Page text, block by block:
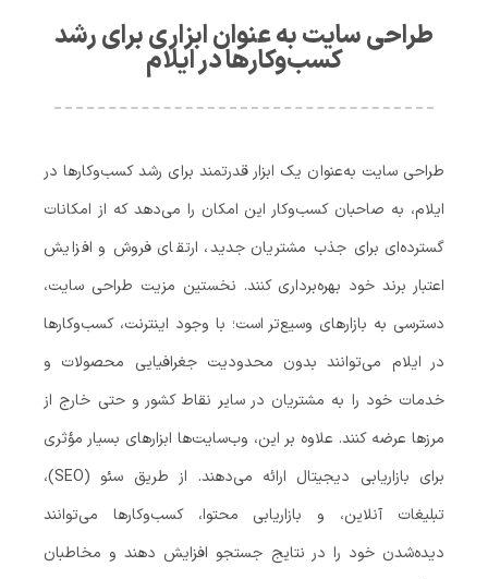
طراحی سایت به عنوان ابزاری برای رشد
کسب‌وکارها در ایلام
طراحی سایت به‌عنوان یک ابزار قدرتمند برای رشد کسب‌وکارها در
ایلام، به صاحبان کسب‌وکار این امکان را می‌دهد که از امکانات
گسترده‌ای برای جذب مشتریان جدید، ارتقای فروش و افزایش
اعتبار برند خود بهره‌برداری کنند. نخستین مزیت طراحی سایت،
دسترسی به بازارهای وسیع‌تر است؛ با وجود اینترنت، کسب‌وکارها
در ایلام می‌توانند بدون محدودیت جغرافیایی محصولات و
خدمات خود را به مشتریان در سایر نقاط کشور و حتی خارج از
مرزها عرضه کنند. علاوه بر این، وب‌سایت‌ها ابزارهای بسیار مؤثری
برای بازاریابی دیجیتال ارائه می‌دهند. از طریق سئو (SEO)،
تبلیغات آنلاین، و بازاریابی محتوا، کسب‌وکارها می‌توانند
دیده‌شدن خود را در نتایج جستجو افزایش دهند و مخاطبان